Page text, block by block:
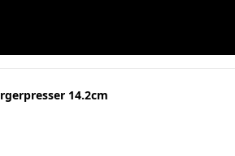
14.2cm